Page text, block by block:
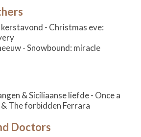
- Christmas eve:
- Snowbound: miracle
& Siciliaanse liefde - Once a
The forbidden Ferrara
Doctors